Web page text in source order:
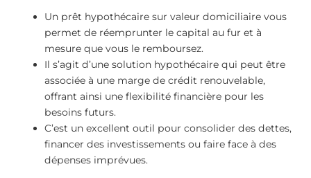
Un prêt hypothécaire sur valeur domiciliaire vous
permet de réemprunter le capital au fur et à
mesure que vous le remboursez.
Il s’agit d’une solution hypothécaire qui peut être
associée à une marge de crédit renouvelable,
offrant ainsi une flexibilité financière pour les
besoins futurs.
C’est un excellent outil pour consolider des dettes,
financer des investissements ou faire face à des
dépenses imprévues.